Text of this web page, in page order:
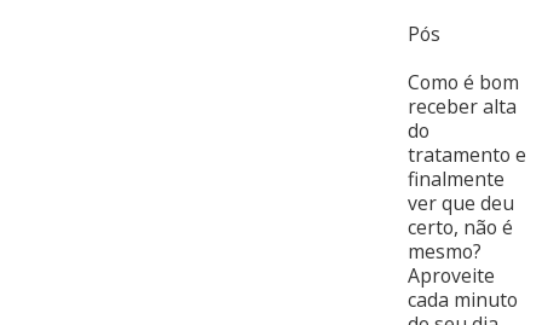
Pós
Como é bom
receber alta
do
tratamento e
finalmente
ver que deu
certo, não é
mesmo?
Aproveite
cada minuto